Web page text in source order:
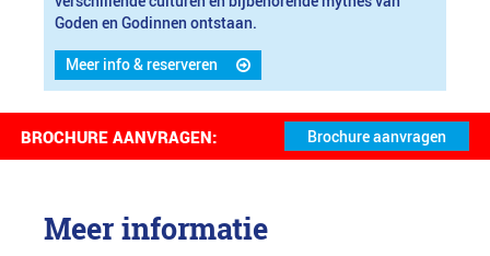
Goden en Godinnen ontstaan.
Meer info & reserveren
BROCHURE AANVRAGEN:
Meer informatie